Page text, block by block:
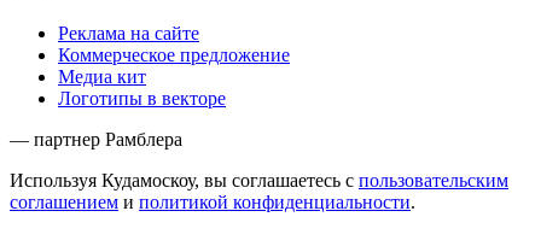
Реклама на сайте
Коммерческое предложение
Медиа кит
Логотипы в векторе
— партнер Рамблера
Используя Кудамоскоу, вы соглашаетесь с пользовательским
соглашением и политикой конфиденциальности.